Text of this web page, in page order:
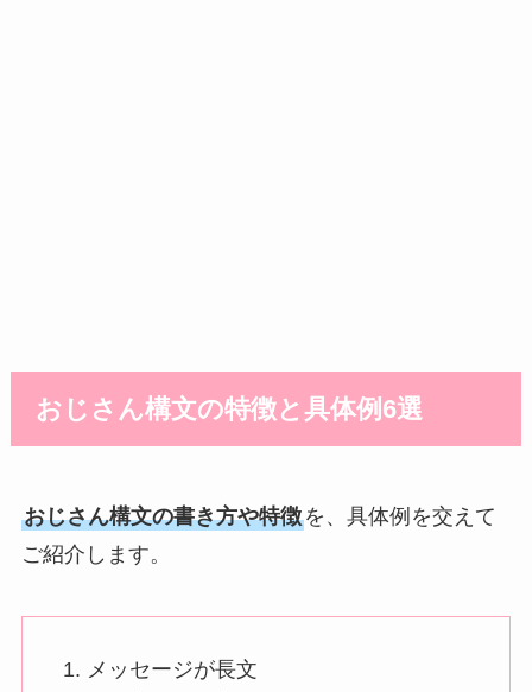
おじさん構文の特徴と具体例6選
おじさん構文の書き方や特徴を、具体例を交えて
ご紹介します。
メッセージが長文